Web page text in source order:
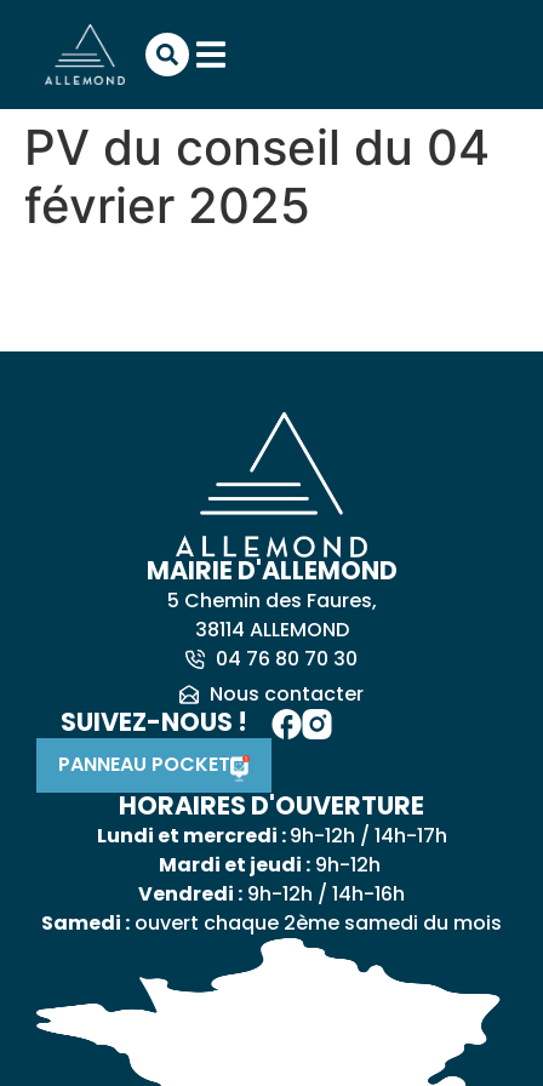
PV du conseil du 04
février 2025
MAIRIE D'ALLEMOND
5 Chemin des Faures,
38114 ALLEMOND
04 76 80 70 30
Nous contacter
SUIVEZ-NOUS !
PANNEAU POCKET
HORAIRES D'OUVERTURE
Lundi et mercredi :9h-12h / 14h-17h
Mardi et jeudi :9h-12h
Vendredi : 9h-12h / 14h-16h
Samedi : ouvert chaque 2ème samedi du mois